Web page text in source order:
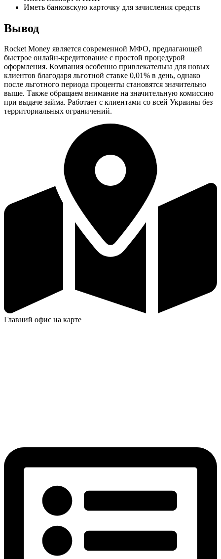
Иметь банковскую карточку для зачисления средств
Вывод
Rocket Money является современной МФО, предлагающей
быстрое онлайн-кредитование с простой процедурой
оформления. Компания особенно привлекательна для новых
клиентов благодаря льготной ставке 0,01% в день, однако
после льготного периода проценты становятся значительно
выше. Также обращаем внимание на значительную комиссию
при выдаче займа. Работает с клиентами со всей Украины без
территориальных ограничений.
Главний офис на карте